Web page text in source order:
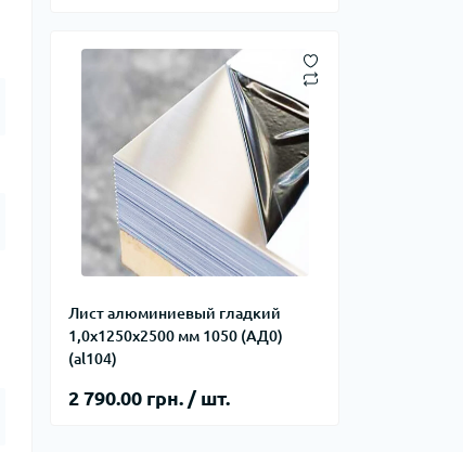
Лист алюминиевый гладкий
1,0х1250х2500 мм 1050 (АД0)
(al104)
2 790.00 грн. / шт.